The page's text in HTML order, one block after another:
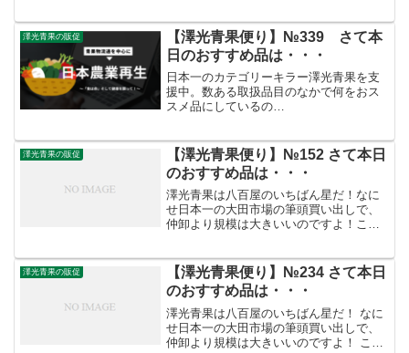
光青果...
澤光青果の販促
【澤光青果便り】№339 さて本
日のおすすめ品は・・・
日本一のカテゴリーキラー澤光青果を支
援中。数ある取扱品目のなかで何をおス
スメ品にしているの
おすすめ品は・・・本日のお...
澤光青果の販促
【澤光青果便り】№152 さて本日
のおすすめ品は・・・
澤光青果は八百屋のいちばん星だ！なに
せ日本一の大田市場の筆頭買い出しで、
仲卸より規模は大きいいのですよ！こう
光青果便り...
澤光青果の販促
【澤光青果便り】№234 さて本日
のおすすめ品は・・・
澤光青果は八百屋のいちばん星だ！ なに
せ日本一の大田市場の筆頭買い出しで、
仲卸より規模は大きいいのですよ！ こう